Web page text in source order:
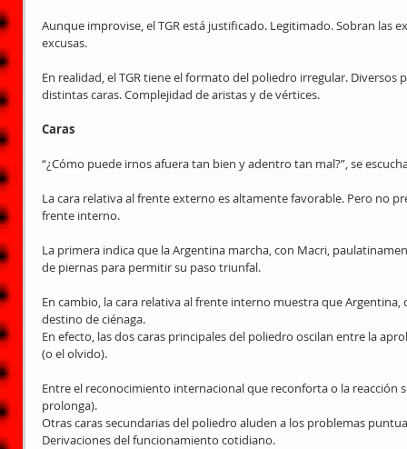
Aunque improvise, el TGR está justificado. Legitimado. Sobran las
excusas.
En realidad, el TGR tiene el formato del poliedro irregular.
distintas caras. Complejidad de aristas y de vértices.
Caras
“¿Cómo puede irnos afuera tan bien y adentro tan mal?”, se
La cara relativa al frente externo es altamente favorable. Pero no
frente interno.
La primera indica que la Argentina marcha, con Macri,
de piernas para permitir su paso triunfal.
En cambio, la cara relativa al frente interno muestra que
destino de ciénaga.
En efecto, las dos caras principales del poliedro oscilan entre la
(o el olvido).
Entre el reconocimiento internacional que reconforta o la reacción
prolonga).
Otras caras secundarias del poliedro aluden a los problemas
Derivaciones del funcionamiento cotidiano.